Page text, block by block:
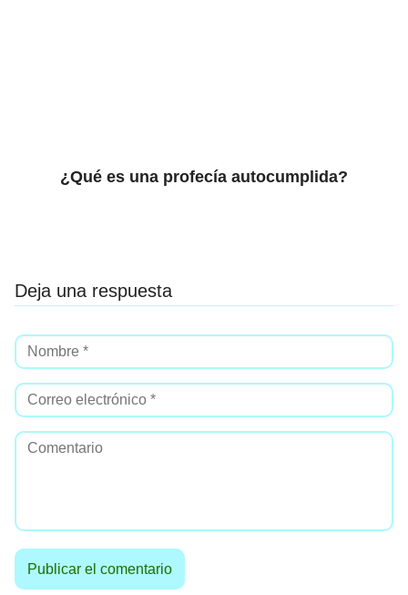
¿Qué es una profecía autocumplida?
Deja una respuesta